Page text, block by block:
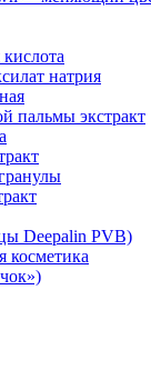
натрия
пальмы экстракт
Deepalin PVB)
косметика